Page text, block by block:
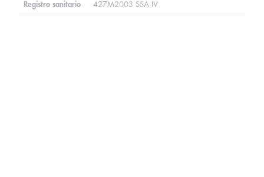
Registro sanitario 427M2003 SSA IV